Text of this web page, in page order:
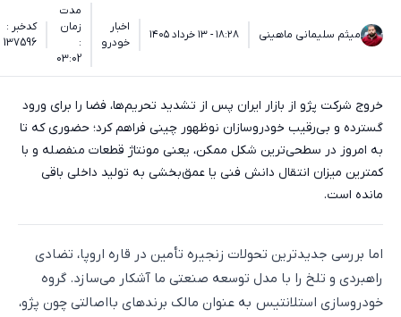
میثم سلیمانی ماهینی ۱۸:۲۸ - ۱۳ خرداد ۱۴۰۵
اخبار
خودرو
مدت
زمان
:
03:02
کدخبر :
137596
خروج شرکت پژو از بازار ایران پس از تشدید تحریم‌ها، فضا را برای ورود
گسترده و بی‌رقیب خودروسازان نوظهور چینی فراهم کرد؛ حضوری که تا
به امروز در سطحی‌ترین شکل ممکن، یعنی مونتاژ قطعات منفصله و با
کمترین میزان انتقال دانش فنی یا عمق‌بخشی به تولید داخلی باقی
مانده است.
اما بررسی جدیدترین تحولات زنجیره تأمین در قاره اروپا، تضادی
راهبردی و تلخ را با مدل توسعه صنعتی ما آشکار می‌سازد. گروه
خودروسازی استلانتیس به عنوان مالک برندهای بااصالتی چون پژو،